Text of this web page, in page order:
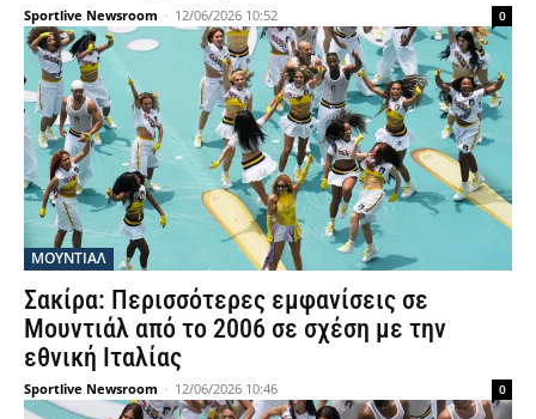
Sportlive Newsroom - 12/06/2026 10:52 0
ΜΟΥΝΤΙΆΛ
Σακίρα: Περισσότερες εμφανίσεις σε
Μουντιάλ από το 2006 σε σχέση με την
εθνική Ιταλίας
Sportlive Newsroom - 12/06/2026 10:46 0